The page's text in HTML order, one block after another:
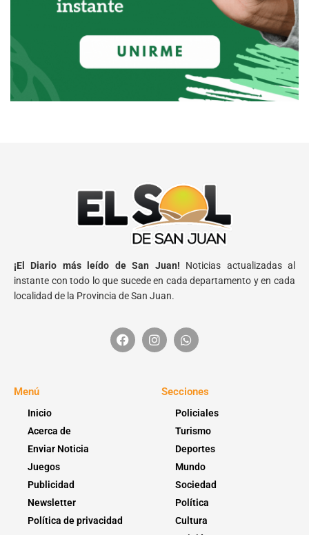
¡El Diario más leído de San Juan! Noticias actualizadas al
instante con todo lo que sucede en cada departamento y en cada
localidad de la Provincia de San Juan.
Menú
Inicio
Acerca de
Enviar Noticia
Juegos
Publicidad
Newsletter
Política de privacidad
Secciones
Policiales
Turismo
Deportes
Mundo
Sociedad
Política
Cultura